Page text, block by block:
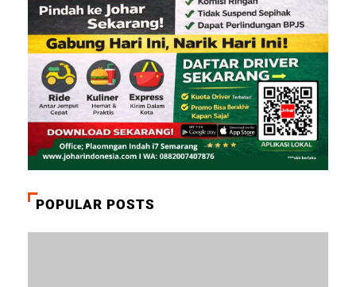
POPULAR POSTS